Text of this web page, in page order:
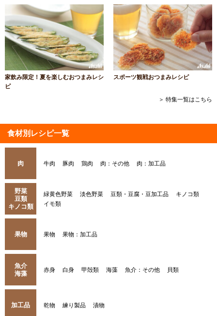
家飲み限定！夏を楽しむおつまみレシ
ピ
スポーツ観戦おつまみレシピ
＞ 特集一覧はこちら
食材別レシピ一覧
肉 牛肉 豚肉 鶏肉 肉：その他 肉：加工品
野菜
豆類
キノコ類
緑黄色野菜 淡色野菜 豆類・豆腐・豆加工品
キノコ類
イモ類
果物 果物 果物：加工品
魚介
海藻
赤身 白身 甲殻類 海藻 魚介：その他 貝類
加工品 乾物 練り製品 漬物